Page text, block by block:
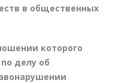
в общественных
которого
делу об